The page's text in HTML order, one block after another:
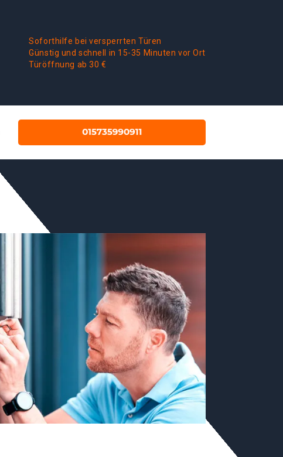
Soforthilfe bei versperrten Türen
Günstig und schnell in 15-35 Minuten vor Ort
Türöffnung ab 30 €